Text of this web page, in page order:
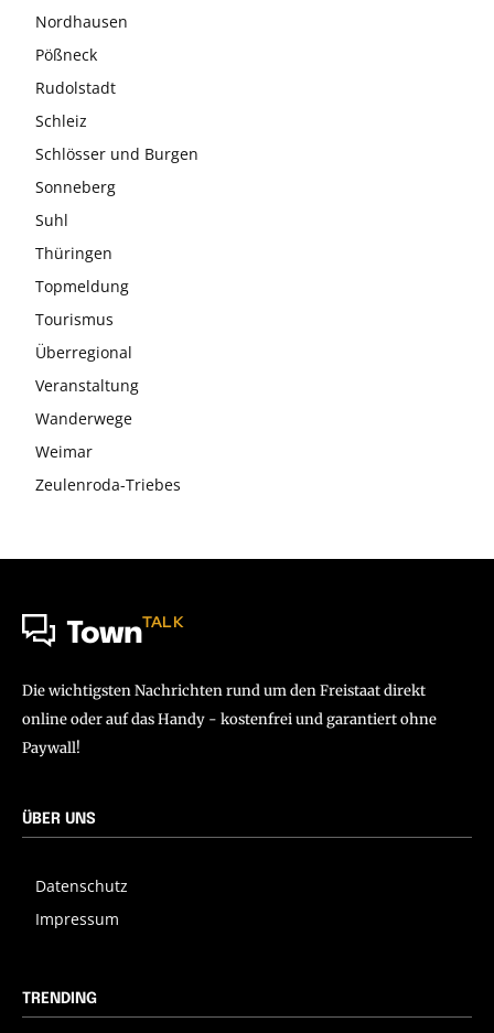
Nordhausen
Pößneck
Rudolstadt
Schleiz
Schlösser und Burgen
Sonneberg
Suhl
Thüringen
Topmeldung
Tourismus
Überregional
Veranstaltung
Wanderwege
Weimar
Zeulenroda-Triebes
TownTALK
Die wichtigsten Nachrichten rund um den Freistaat direkt
online oder auf das Handy - kostenfrei und garantiert ohne
Paywall!
ÜBER UNS
Datenschutz
Impressum
TRENDING